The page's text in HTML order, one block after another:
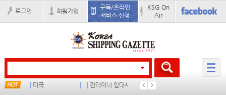
로그인 회원가입
구독/온라인
서비스 신청
KSG On
Air
미국 컨테이너 임대사 더블